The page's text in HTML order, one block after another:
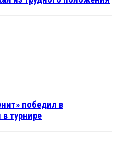
победил в
турнире